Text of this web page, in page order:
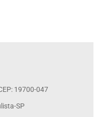
19700-047
SP